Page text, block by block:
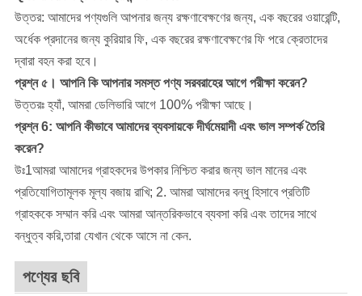
উত্তর: আমাদের পণ্যগুলি আপনার জন্য রক্ষণাবেক্ষণের জন্য, এক বছরের ওয়ারেন্টি,
অর্ধেক প্রদানের জন্য কুরিয়ার ফি, এক বছরের রক্ষণাবেক্ষণের ফি পরে ক্রেতাদের
দ্বারা বহন করা হবে।
প্রশ্ন ৫। আপনি কি আপনার সমস্ত পণ্য সরবরাহের আগে পরীক্ষা করেন?
উত্তরঃ হ্যাঁ, আমরা ডেলিভারি আগে 100% পরীক্ষা আছে।
প্রশ্ন 6: আপনি কীভাবে আমাদের ব্যবসায়কে দীর্ঘমেয়াদী এবং ভাল সম্পর্ক তৈরি
করেন?
উঃ1আমরা আমাদের গ্রাহকদের উপকার নিশ্চিত করার জন্য ভাল মানের এবং
প্রতিযোগিতামূলক মূল্য বজায় রাখি; 2. আমরা আমাদের বন্ধু হিসাবে প্রতিটি
গ্রাহককে সম্মান করি এবং আমরা আন্তরিকভাবে ব্যবসা করি এবং তাদের সাথে
বন্ধুত্ব করি,তারা যেখান থেকে আসে না কেন.
পণ্যের ছবি